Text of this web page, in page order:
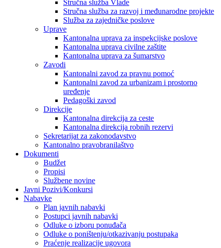
Stručna služba Vlade
Stručna služba za razvoj i međunarodne projekte
Služba za zajedničke poslove
Uprave
Kantonalna uprava za inspekcijske poslove
Kantonalna uprava civilne zaštite
Kantonalna uprava za šumarstvo
Zavodi
Kantonalni zavod za pravnu pomoć
Kantonalni zavod za urbanizam i prostorno
uređenje
Pedagoški zavod
Direkcije
Kantonalna direkcija za ceste
Kantonalna direkcija robnih rezervi
Sekretarijat za zakonodavstvo
Kantonalno pravobranilaštvo
Dokumenti
Budžet
Propisi
Službene novine
Javni Pozivi/Konkursi
Nabavke
Plan javnih nabavki
Postupci javnih nabavki
Odluke o izboru ponuđača
Odluke o poništenju/otkazivanju postupaka
Praćenje realizacije ugovora